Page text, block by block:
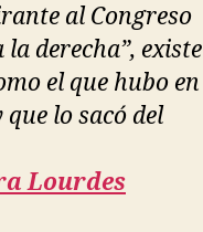
al Congreso
derecha”, existe
el que hubo en
lo sacó del
Lourdes